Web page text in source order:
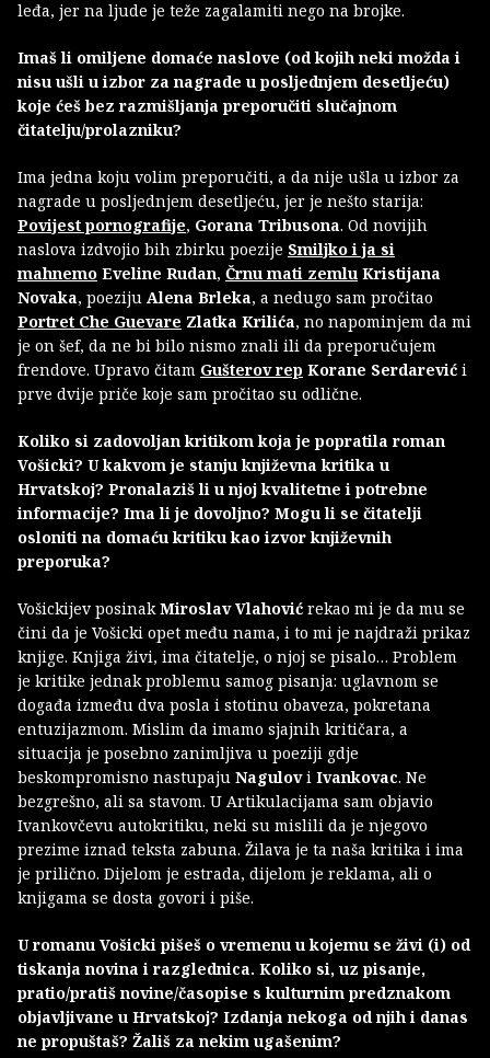
leđa, jer na ljude je teže zagalamiti nego na brojke.
Imaš li omiljene domaće naslove (od kojih neki možda i
nisu ušli u izbor za nagrade u posljednjem desetljeću)
koje ćeš bez razmišljanja preporučiti slučajnom
čitatelju/prolazniku?
Ima jedna koju volim preporučiti, a da nije ušla u izbor za
nagrade u posljednjem desetljeću, jer je nešto starija:
Povijest pornografije, Gorana Tribusona. Od novijih
naslova izdvojio bih zbirku poezije Smiljko i ja si
mahnemo Eveline Rudan, Črnu mati zemlu Kristijana
Novaka, poeziju Alena Brleka, a nedugo sam pročitao
Portret Che Guevare Zlatka Krilića, no napominjem da mi
je on šef, da ne bi bilo nismo znali ili da preporučujem
frendove. Upravo čitam Gušterov rep Korane Serdarević i
prve dvije priče koje sam pročitao su odlične.
Koliko si zadovoljan kritikom koja je popratila roman
Vošicki? U kakvom je stanju književna kritika u
Hrvatskoj? Pronalaziš li u njoj kvalitetne i potrebne
informacije? Ima li je dovoljno? Mogu li se čitatelji
osloniti na domaću kritiku kao izvor književnih
preporuka?
Vošickijev posinakMiroslav Vlahović rekao mi je da mu se
čini da je Vošicki opet među nama, i to mi je najdraži prikaz
knjige. Knjiga živi, ima čitatelje, o njoj se pisalo… Problem
je kritike jednak problemu samog pisanja: uglavnom se
događa između dva posla i stotinu obaveza, pokretana
entuzijazmom. Mislim da imamo sjajnih kritičara, a
situacija je posebno zanimljiva u poeziji gdje
beskompromisno nastupaju Nagulovi Ivankovac. Ne
bezgrešno, ali sa stavom. U Artikulacijama sam objavio
Ivankovčevu autokritiku, neki su mislili da je njegovo
prezime iznad teksta zabuna. Žilava je ta naša kritika i ima
je prilično. Dijelom je estrada, dijelom je reklama, ali o
knjigama se dosta govori i piše.
U romanu Vošicki pišeš o vremenu u kojemu se živi (i) od
tiskanja novina i razglednica. Koliko si, uz pisanje,
pratio/pratiš novine/časopise s kulturnim predznakom
objavljivane u Hrvatskoj? Izdanja nekoga od njih i danas
ne propuštaš? Žališ za nekim ugašenim?